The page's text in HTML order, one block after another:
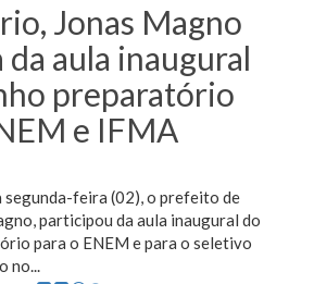
Jonas Magno
aula inaugural
preparatório
e IFMA
segunda-feira (02), o prefeito de
participou da aula inaugural do
para o ENEM e para o seletivo